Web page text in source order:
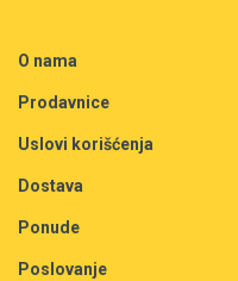
O nama
Prodavnice
Uslovi korišćenja
Dostava
Ponude
Poslovanje